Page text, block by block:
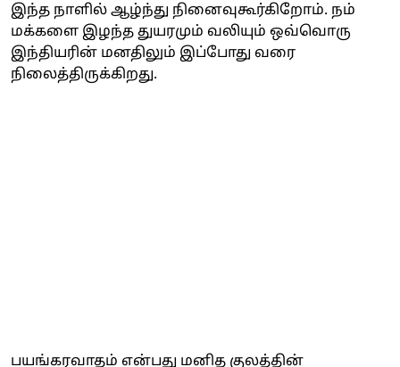
இந்த நாளில் ஆழ்ந்து நினைவுகூர்கிறோம். நம்
மக்களை இழந்த துயரமும் வலியும் ஒவ்வொரு
இந்தியரின் மனதிலும் இப்போது வரை
நிலைத்திருக்கிறது.
பயங்கரவாதம் என்பது மனித குலத்தின்